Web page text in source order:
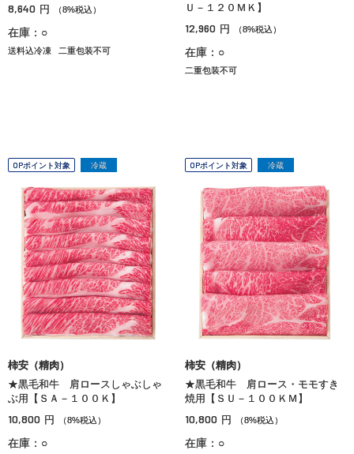
8,640 円 （8%税込）
在庫：○
送料込冷凍 二重包装不可
Ｕ－１２０ＭＫ】
12,960 円 （8%税込）
在庫：○
二重包装不可
OPポイント対象 冷蔵
柿安（精肉）
★黒毛和牛 肩ロースしゃぶしゃ
ぶ用【ＳＡ－１００Ｋ】
10,800 円 （8%税込）
在庫：○
OPポイント対象 冷蔵
柿安（精肉）
★黒毛和牛 肩ロース・モモすき
焼用【ＳＵ－１００ＫＭ】
10,800 円 （8%税込）
在庫：○